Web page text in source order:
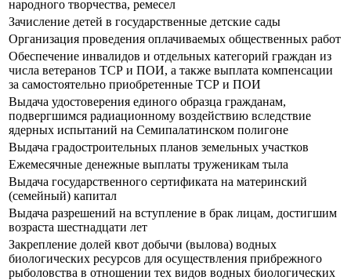
народного творчества, ремесел
Зачисление детей в государственные детские сады
Организация проведения оплачиваемых общественных работ
Обеспечение инвалидов и отдельных категорий граждан из
числа ветеранов ТСР и ПОИ, а также выплата компенсации
за самостоятельно приобретенные ТСР и ПОИ
Выдача удостоверения единого образца гражданам,
подвергшимся радиационному воздействию вследствие
ядерных испытаний на Семипалатинском полигоне
Выдача градостроительных планов земельных участков
Ежемесячные денежные выплаты труженикам тыла
Выдача государственного сертификата на материнский
(семейный) капитал
Выдача разрешений на вступление в брак лицам, достигшим
возраста шестнадцати лет
Закрепление долей квот добычи (вылова) водных
биологических ресурсов для осуществления прибрежного
рыболовства в отношении тех видов водных биологических